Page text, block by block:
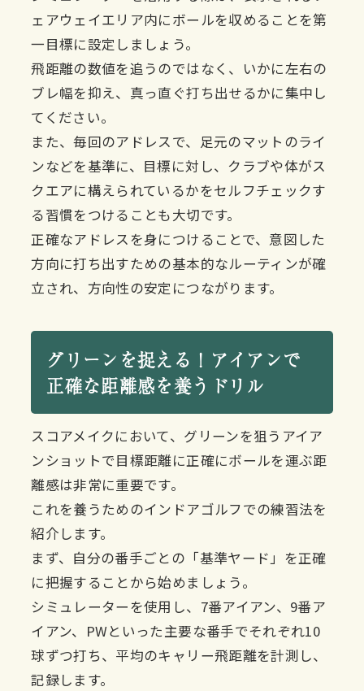
ェアウェイエリア内にボールを収めることを第
一目標に設定しましょう。
飛距離の数値を追うのではなく、いかに左右の
ブレ幅を抑え、真っ直ぐ打ち出せるかに集中し
てください。
また、毎回のアドレスで、足元のマットのライ
ンなどを基準に、目標に対し、クラブや体がス
クエアに構えられているかをセルフチェックす
る習慣をつけることも大切です。
正確なアドレスを身につけることで、意図した
方向に打ち出すための基本的なルーティンが確
立され、方向性の安定につながります。
グリーンを捉える！アイアンで
正確な距離感を養うドリル
スコアメイクにおいて、グリーンを狙うアイア
ンショットで目標距離に正確にボールを運ぶ距
離感は非常に重要です。
これを養うためのインドアゴルフでの練習法を
紹介します。
まず、自分の番手ごとの「基準ヤード」を正確
に把握することから始めましょう。
シミュレーターを使用し、7番アイアン、9番ア
イアン、PWといった主要な番手でそれぞれ10
球ずつ打ち、平均のキャリー飛距離を計測し、
記録します。